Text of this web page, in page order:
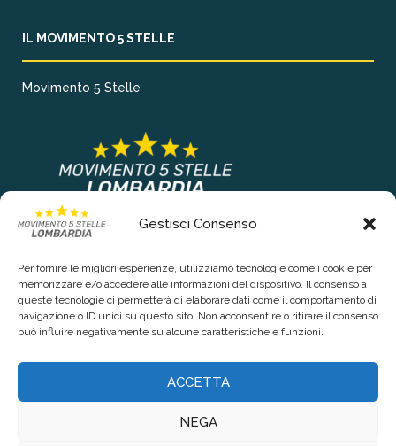
Gestisci Consenso
Per fornire le migliori esperienze, utilizziamo tecnologie come i cookie per
memorizzare e/o accedere alle informazioni del dispositivo. Il consenso a
queste tecnologie ci permetterà di elaborare dati come il comportamento di
navigazione o ID unici su questo sito. Non acconsentire o ritirare il consenso
può influire negativamente su alcune caratteristiche e funzioni.
ACCETTA
NEGA
IL MOVIMENTO 5 STELLE
Movimento 5 Stelle
COLLEGAMENTI PRINCIPALI
Contattaci
Privacy Policy